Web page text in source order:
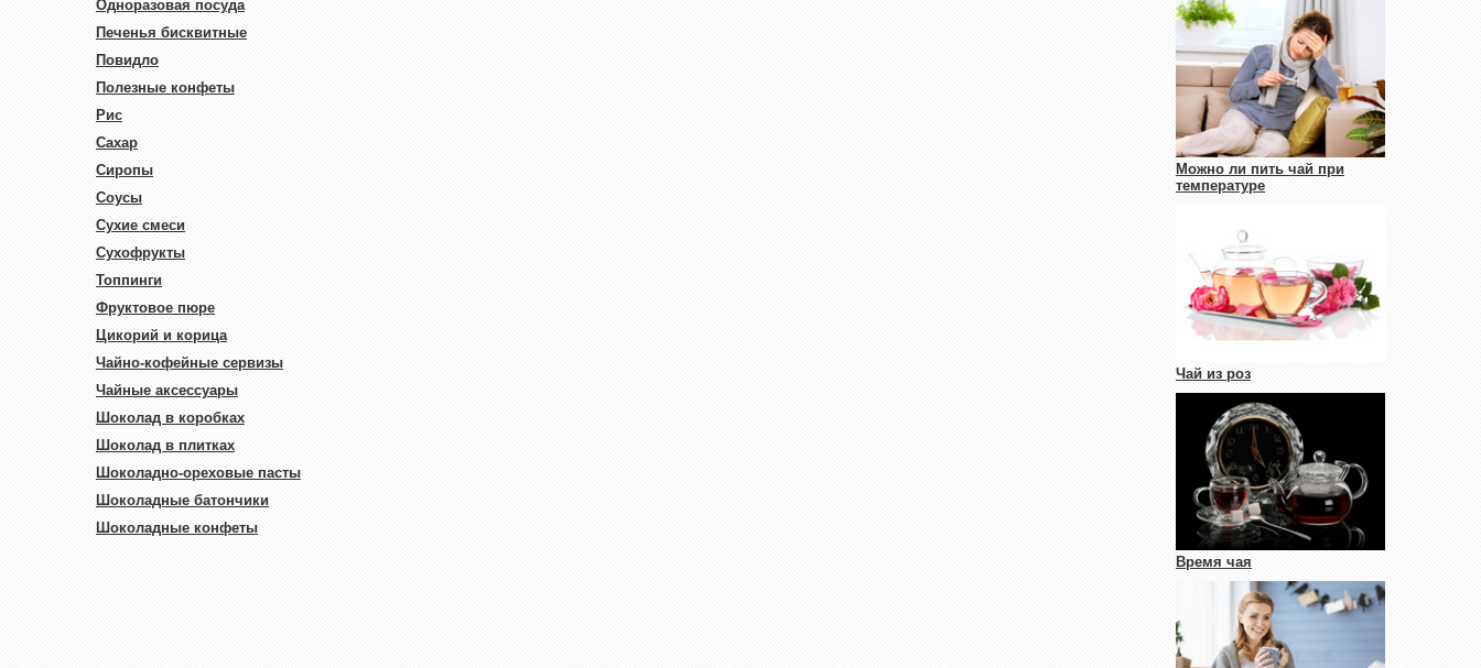
Одноразовая посуда
Печенья бисквитные
Повидло
Полезные конфеты
Рис
Сахар
Сиропы
Соусы
Сухие смеси
Сухофрукты
Топпинги
Фруктовое пюре
Цикорий и корица
Чайно-кофейные сервизы
Чайные аксессуары
Шоколад в коробках
Шоколад в плитках
Шоколадно-ореховые пасты
Шоколадные батончики
Шоколадные конфеты
Можно ли пить чай при
температуре
Чай из роз
Время чая